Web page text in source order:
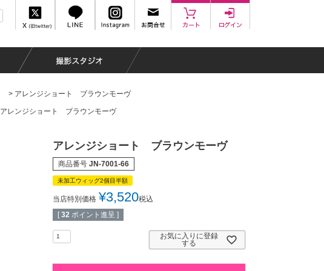
アレンジショート ブラウンモーヴ
アレンジショート ブラウンモーヴ
アレンジショート ブラウンモーヴ
商品番号 JN-7001-66
未加工ウィッグ2個目半額
当店特別価格 ¥3,520税込
[ 32 ポイント進呈 ]
お気に入りに登録
する